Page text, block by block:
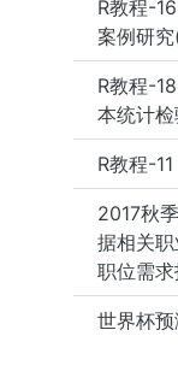
R教程-
案例研究(
R教程-
本统计检
R教程-
2017秋
据相关
职位需
世界杯预